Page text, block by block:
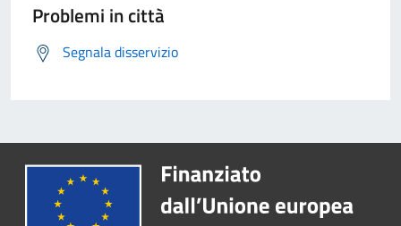
Problemi in città
Segnala disservizio